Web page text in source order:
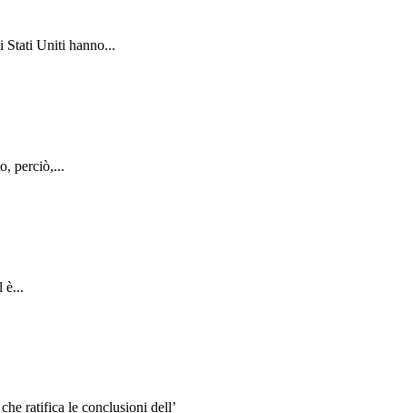
Stati Uniti hanno...
perciò,...
è...
ratifica le conclusioni dell’